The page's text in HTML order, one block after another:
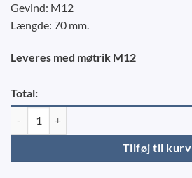
Gevind: M12
Længde: 70 mm.
Leveres med møtrik M12
Total:
Tilføj til kurv